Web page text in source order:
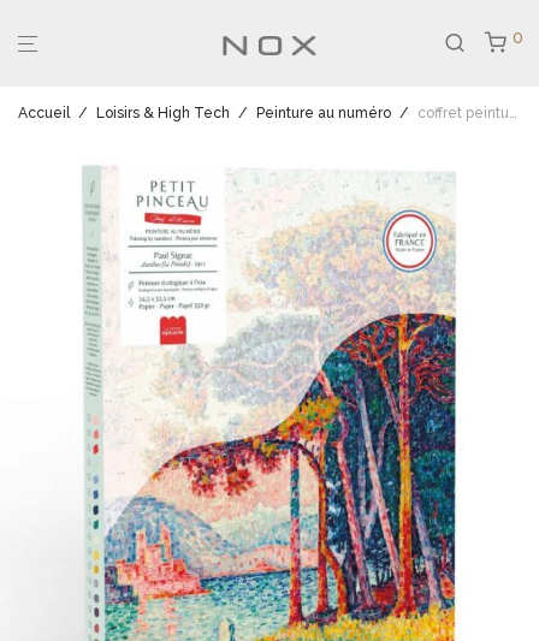
0
Accueil / Loisirs & High Tech / Peinture au numéro / coffret peinture Antibes – Paul Signac